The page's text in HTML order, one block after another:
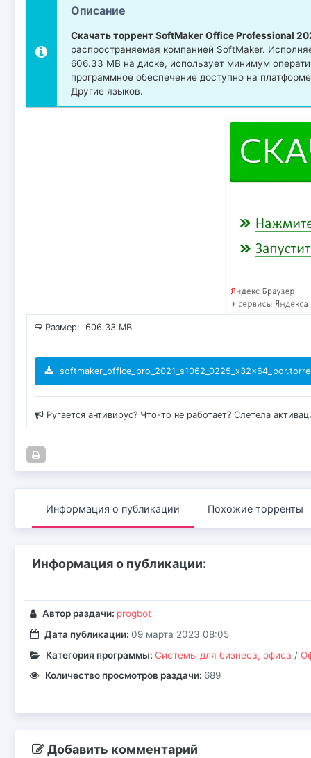
Описание
Скачать торрент SoftMaker Office Professional
распространяемая компанией SoftMaker.
606.33 MB на диске, использует минимум
программное обеспечение доступно на
Другие языков.
Размер: 606.33 MB
Ругается антивирус? Что-то не работает? Слетела
Информация о публикации Похожие торренты
Информация о публикации:
Автор раздачи: progbot
Дата публикации: 09 марта 2023 08:05
Категория программы: Системы для бизнеса, офиса /
Количество просмотров раздачи: 689
Добавить комментарий